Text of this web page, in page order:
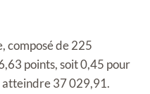
composé de 225
points, soit 0,45 pour
atteindre 37 029,91.